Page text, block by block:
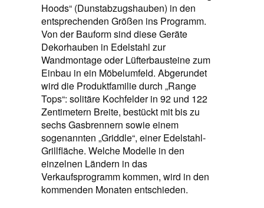
Hoods“ (Dunstabzugshauben) in den
entsprechenden Größen ins Programm.
Von der Bauform sind diese Geräte
Dekorhauben in Edelstahl zur
Wandmontage oder Lüfterbausteine zum
Einbau in ein Möbelumfeld. Abgerundet
wird die Produktfamilie durch „Range
Tops“: solitäre Kochfelder in 92 und 122
Zentimetern Breite, bestückt mit bis zu
sechs Gasbrennern sowie einem
sogenannten „Griddle“, einer Edelstahl-
Grillfläche. Welche Modelle in den
einzelnen Ländern in das
Verkaufsprogramm kommen, wird in den
kommenden Monaten entschieden.